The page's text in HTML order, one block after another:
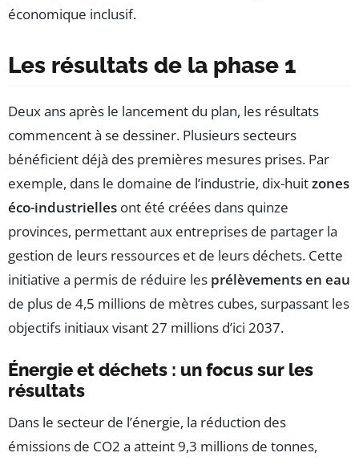
économique inclusif.
Les résultats de la phase 1
Deux ans après le lancement du plan, les résultats
commencent à se dessiner. Plusieurs secteurs
bénéficient déjà des premières mesures prises. Par
exemple, dans le domaine de l’industrie, dix-huitzones
éco-industrielles ont été créées dans quinze
provinces, permettant aux entreprises de partager la
gestion de leurs ressources et de leurs déchets. Cette
initiative a permis de réduire les prélèvements en eau
de plus de 4,5 millions de mètres cubes, surpassant les
objectifs initiaux visant 27 millions d’ici 2037.
Énergie et déchets : un focus sur les
résultats
Dans le secteur de l’énergie, la réduction des
émissions de CO2 a atteint 9,3 millions de tonnes,